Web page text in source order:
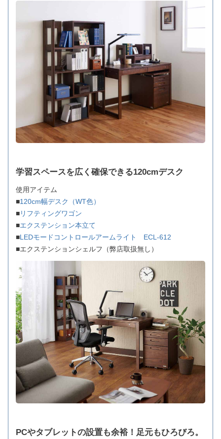
学習スペースを広く確保できる120cmデスク
使用アイテム
■120cm幅デスク（WT色）
■リフティングワゴン
■エクステンション本立て
■LEDモードコントロールアームライト ECL-612
■エクステンションシェルフ（弊店取扱無し）
PCやタブレットの設置も余裕！足元もひろびろ。